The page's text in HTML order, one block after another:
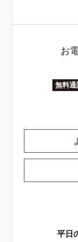
お
無料通
平日